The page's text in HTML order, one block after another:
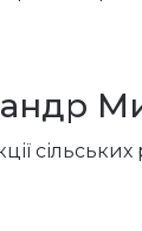
сільських